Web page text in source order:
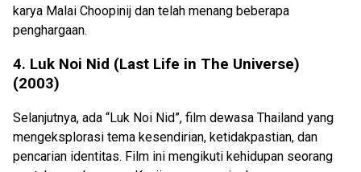
karya Malai Choopinij dan telah menang beberapa
penghargaan.
4. Luk Noi Nid (Last Life in The Universe)
(2003)
Selanjutnya, ada “Luk Noi Nid”, film dewasa Thailand yang
mengeksplorasi tema kesendirian, ketidakpastian, dan
pencarian identitas. Film ini mengikuti kehidupan seorang